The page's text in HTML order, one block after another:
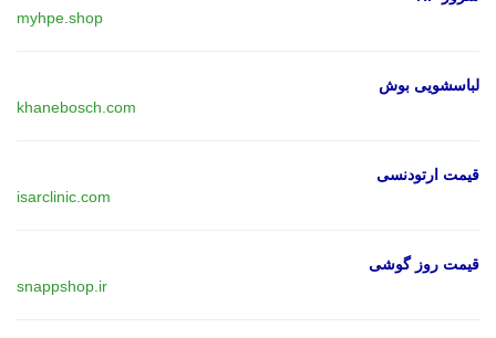
myhpe.shop
لباسشویی بوش
khanebosch.com
قیمت ارتودنسی
isarclinic.com
قیمت روز گوشی
snappshop.ir